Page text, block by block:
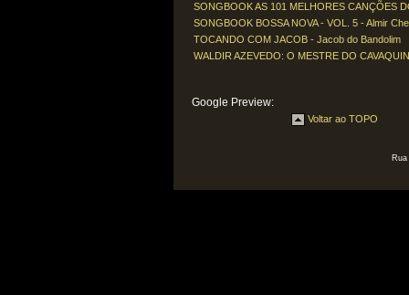
SONGBOOK AS 101 MELHORES CANÇÕES
SONGBOOK BOSSA NOVA - VOL. 5 - Almir
TOCANDO COM JACOB - Jacob do Bandolim
WALDIR AZEVEDO: O MESTRE DO
Google Preview:
Voltar ao TOPO